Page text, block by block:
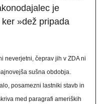
je
»dež pripada
neverjetni, čeprav jih v ZDA ni
sušna obdobja.
posamezni lastniki stavb in
med paragrafi ameriških